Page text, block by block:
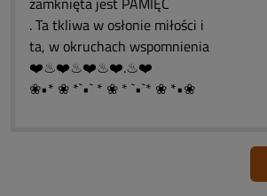
. Ta tkliwa w osłonie miłości i
ta, w okruchach wspomnienia
❤️♨❤️♨❤️♨❤️.♨❤️
❀•* ❀ *`•` * ❀ * `•`* ❀ *•❀